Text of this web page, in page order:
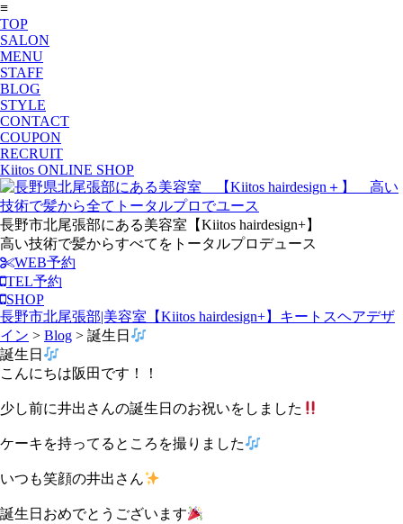
≡
TOP
SALON
MENU
STAFF
BLOG
STYLE
CONTACT
COUPON
RECRUIT
Kiitos ONLINE SHOP
長野市北尾張部にある美容室【Kiitos hairdesign+】
高い技術で髪からすべてをトータルプロデュース
WEB予約
TEL予約
SHOP
長野市北尾張部|美容室【Kiitos hairdesign+】キートスヘアデザ
イン > Blog > 誕生日
誕生日
こんにちは阪田です！！
少し前に井出さんの誕生日のお祝いをしました
ケーキを持ってるところを撮りました
いつも笑顔の井出さん
誕生日おめでとうございます